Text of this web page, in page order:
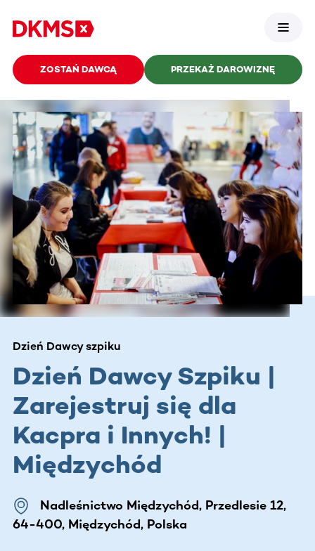
ZOSTAŃ DAWCĄ PRZEKAŻ DAROWIZNĘ
Dzień Dawcy szpiku
Dzień Dawcy Szpiku |
Zarejestruj się dla
Kacpra i Innych! |
Międzychód
Nadleśnictwo Międzychód, Przedlesie 12,
64-400, Międzychód, Polska